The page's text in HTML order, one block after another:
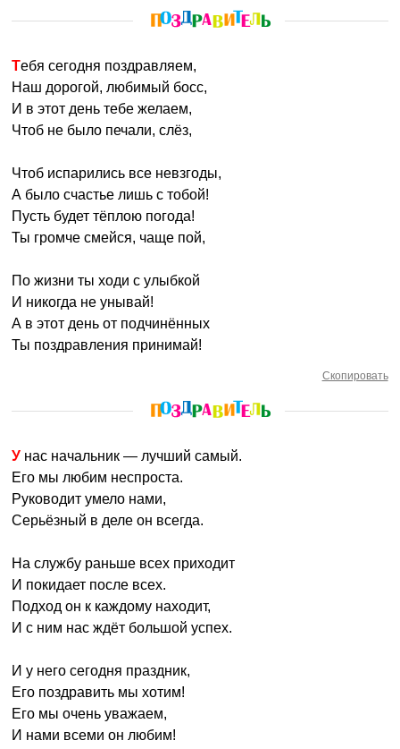
Тебя сегодня поздравляем,
Наш дорогой, любимый босс,
И в этот день тебе желаем,
Чтоб не было печали, слёз,
Чтоб испарились все невзгоды,
А было счастье лишь с тобой!
Пусть будет тёплою погода!
Ты громче смейся, чаще пой,
По жизни ты ходи с улыбкой
И никогда не унывай!
А в этот день от подчинённых
Ты поздравления принимай!
Скопировать
У нас начальник — лучший самый.
Его мы любим неспроста.
Руководит умело нами,
Серьёзный в деле он всегда.
На службу раньше всех приходит
И покидает после всех.
Подход он к каждому находит,
И с ним нас ждёт большой успех.
И у него сегодня праздник,
Его поздравить мы хотим!
Его мы очень уважаем,
И нами всеми он любим!